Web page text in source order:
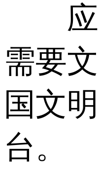
应对
需要
国文
台。